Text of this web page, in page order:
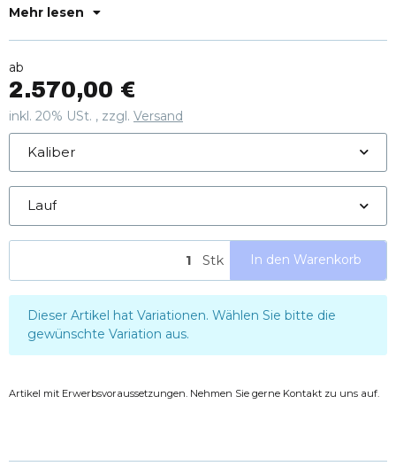
Edles Nussbaumholz mit Laser Grain Finish
Mehr lesen
ab
2.570,00 €
inkl. 20% USt. , zzgl. Versand
Kaliber
Lauf
Stk In den Warenkorb
xDieser Artikel hat Variationen. Wählen Sie bitte die
gewünschte Variation aus.
Artikel mit Erwerbsvoraussetzungen. Nehmen Sie gerne Kontakt zu uns auf.